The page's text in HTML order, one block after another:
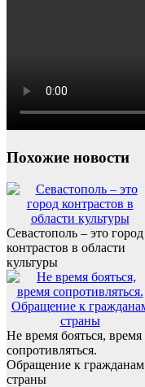
Похожие новости
Севастополь – это город
контрастов в области
культуры
Не время бояться, время
сопротивляться.
Обращение к гражданам
страны